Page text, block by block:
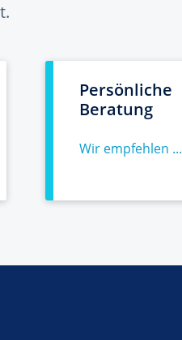
Persönliche
Beratung
Wir empfehlen ...